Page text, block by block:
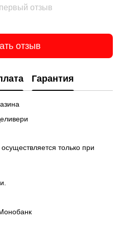
отзыв
отзыв
Гарантия
только при